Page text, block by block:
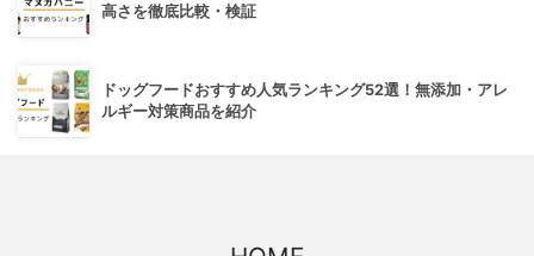
高さを徹底比較・検証
ドッグフードおすすめ人気ランキング52選！無添加・アレ
ルギー対策商品を紹介